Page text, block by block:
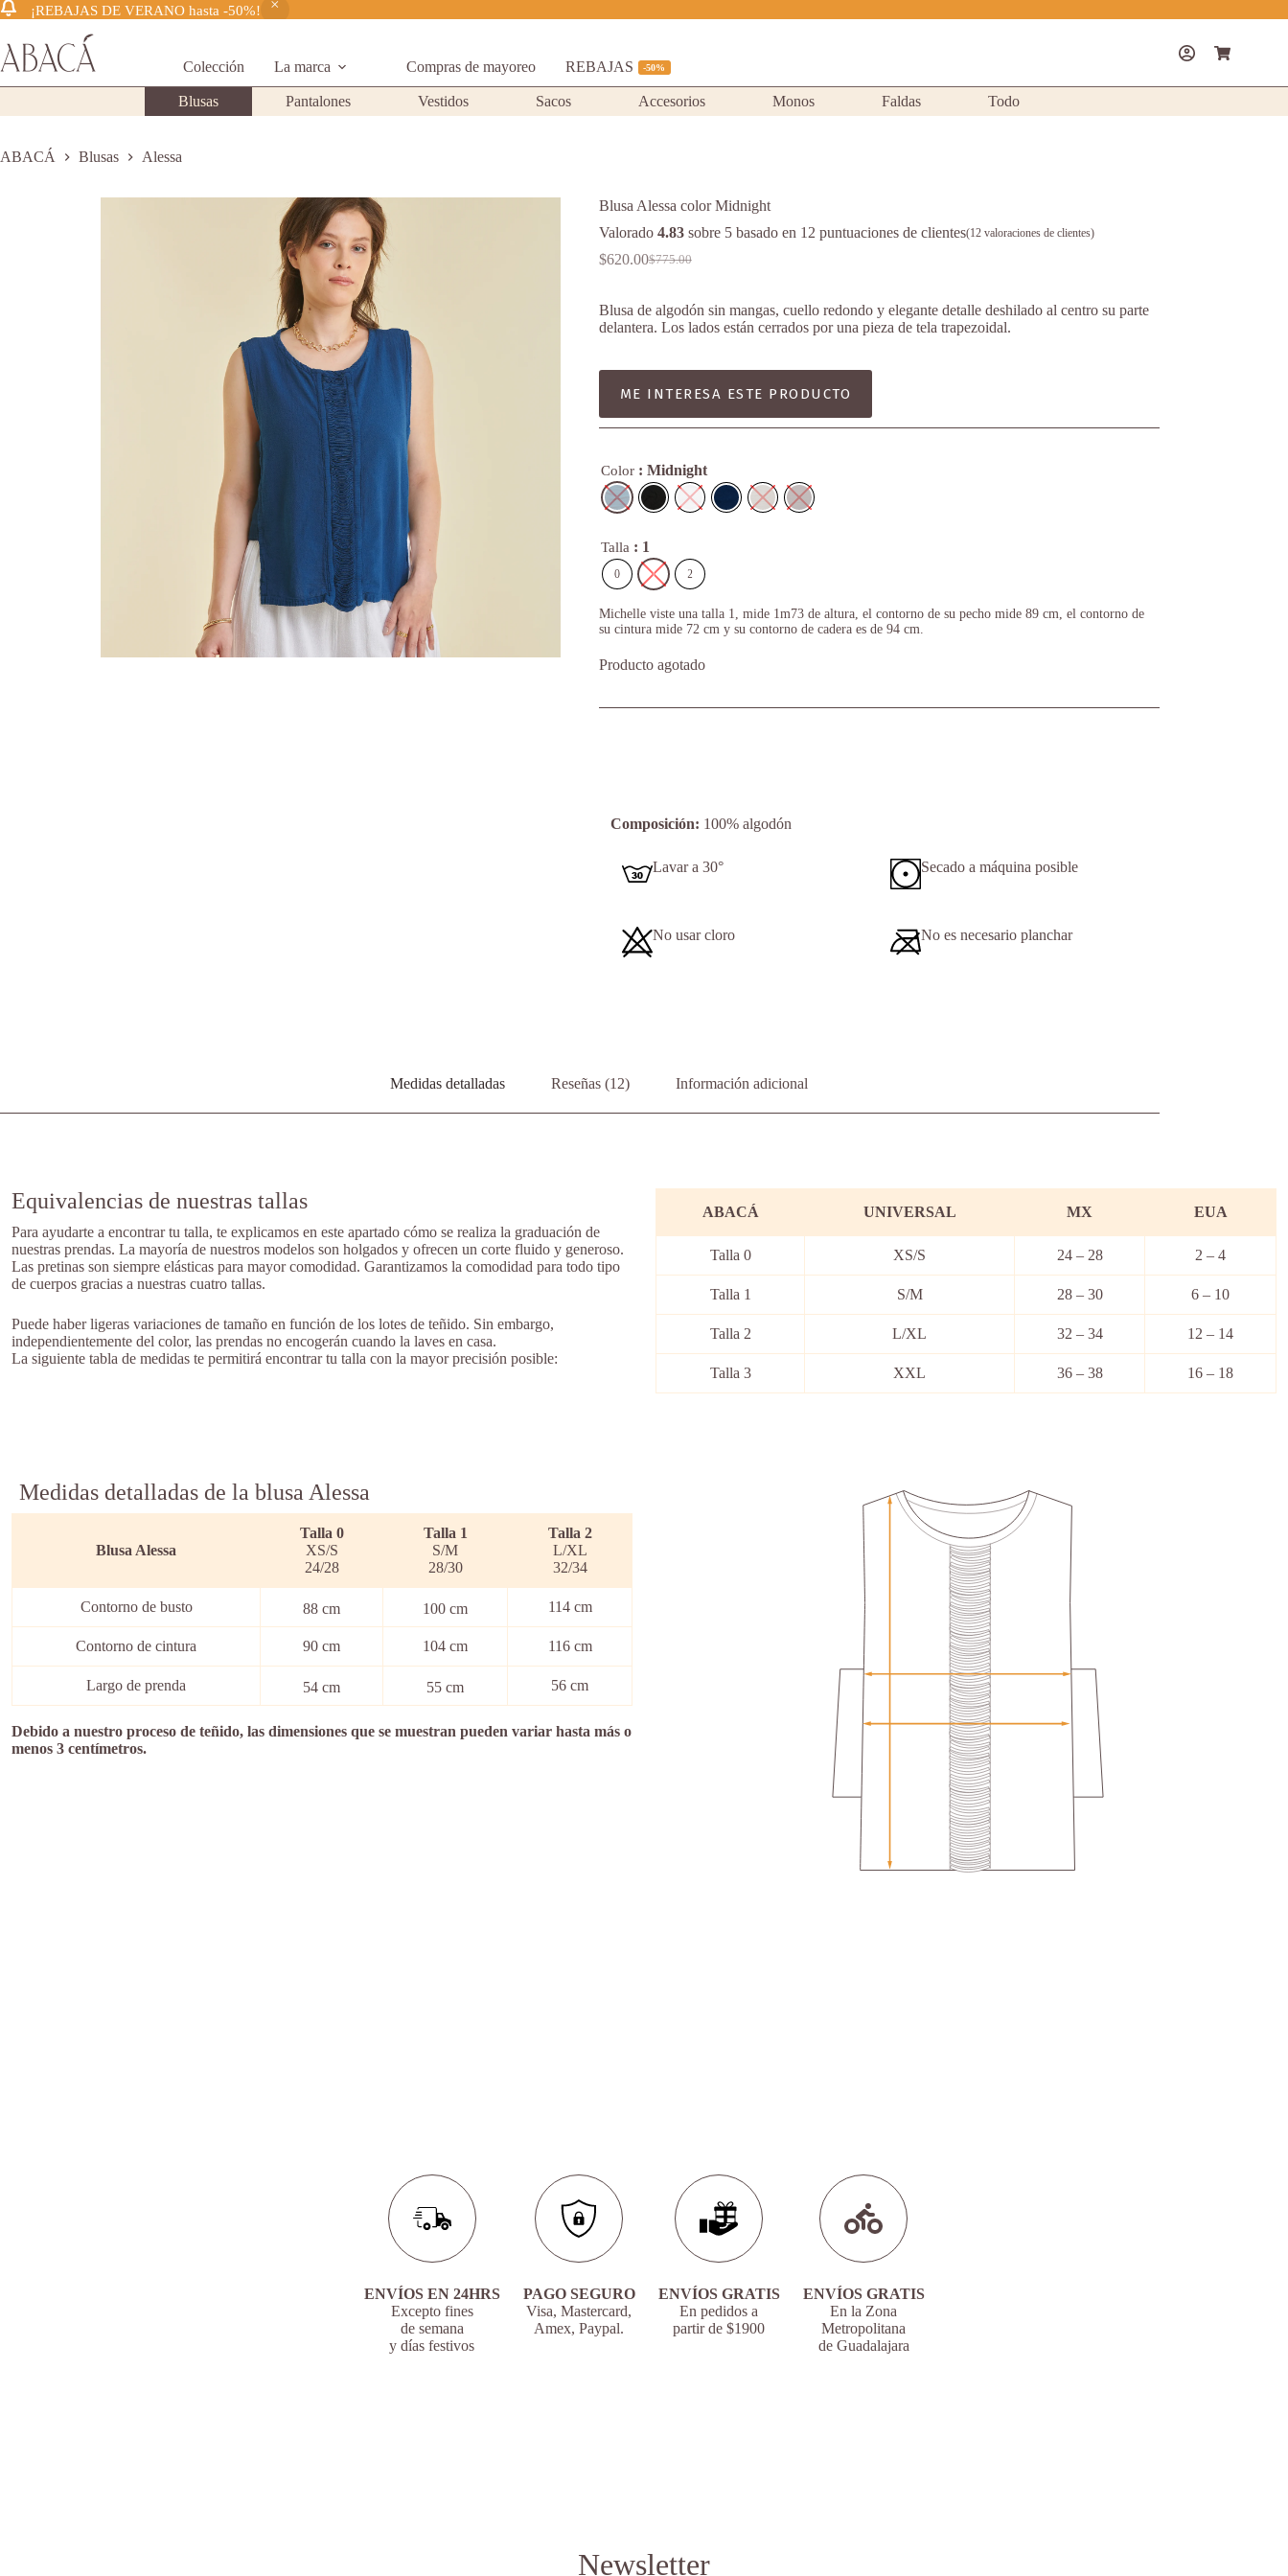
¡REBAJAS DE VERANO hasta -50%!
al
contenido
Colección La marca Compras de mayoreo REBAJAS -50%
Shopping
Blusas
Pantalones Vestidos Sacos Accesorios Monos Faldas Todo
ABACÁ Blusas Alessa
Blusa Alessa color Midnight
Valorado 4.83sobre 5 basado en 12 puntuaciones de clientes(12valoraciones de clientes)
$775.00
Original
was:
$775.00.
$620.00Current
is:
$620.00.
Blusa de algodón sin mangas, cuello redondo y elegante detalle deshilado al centro su parte
delantera. Los lados están cerrados por una pieza de tela trapezoidal.
ME INTERESA ESTE PRODUCTO
Color : Midnight
Talla : 1
0 1 2
Michelle viste una talla 1, mide 1m73 de altura, el contorno de su pecho mide 89 cm, el contorno de
su cintura mide 72 cm y su contorno de cadera es de 94 cm.
Producto agotado
Composición: 100% algodón
Lavar a 30°
No usar cloro
Secado a máquina posible
No es necesario planchar
Medidas detalladas Reseñas (12) Información adicional
Equivalencias de nuestras tallas
Para ayudarte a encontrar tu talla, te explicamos en este apartado cómo se realiza la graduación de
nuestras prendas. La mayoría de nuestros modelos son holgados y ofrecen un corte fluido y generoso.
Las pretinas son siempre elásticas para mayor comodidad. Garantizamos la comodidad para todo tipo
de cuerpos gracias a nuestras cuatro tallas.
Puede haber ligeras variaciones de tamaño en función de los lotes de teñido. Sin embargo,
independientemente del color, las prendas no encogerán cuando la laves en casa.
La siguiente tabla de medidas te permitirá encontrar tu talla con la mayor precisión posible:
ABACÁ UNIVERSAL MX EUA
Talla 0 XS/S 24 – 28 2 – 4
Talla 1 S/M 28 – 30 6 – 10
Talla 2 L/XL 32 – 34 12 – 14
Talla 3 XXL 36 – 38 16 – 18
Medidas detalladas de la blusa Alessa
Blusa Alessa
Talla 0
XS/S
24/28
Talla 1
S/M
28/30
Talla 2
L/XL
32/34
Contorno de busto 88 cm 100 cm 114 cm
Contorno de cintura 90 cm 104 cm 116 cm
Largo de prenda 54 cm 55 cm 56 cm
Debido a nuestro proceso de teñido, las dimensiones que se muestran pueden variar hasta más o
menos 3 centímetros.
ENVÍOS EN 24HRS
Excepto fines
de semana
y días festivos
PAGO SEGURO
Visa, Mastercard,
Amex, Paypal.
ENVÍOS GRATIS
En pedidos a
partir de $1900
ENVÍOS GRATIS
En la Zona
Metropolitana
de Guadalajara
Newsletter